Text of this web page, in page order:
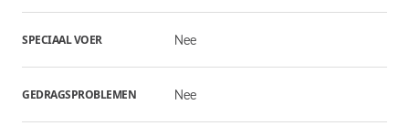
SPECIAAL VOER Nee
GEDRAGSPROBLEMEN Nee